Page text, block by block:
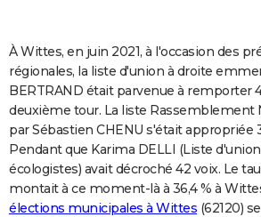
COPAINS D'AVANT
S'inscrire
Se connecter
Lycées
Collèges
Primaires
Universités
Entreprises
Service militaire
Avis de recherche
AVIS DE DÉCÈS
FORUM
Bricolage
Lifestyle
Culture
Sport
Auto
Television
Voyage
Cinema
À Wittes, en juin 2021, à l'occasion des
régionales, la liste d'union à droite
BERTRAND était parvenue à remporter
deuxième tour. La liste Rassemblement
par Sébastien CHENU s'était appropriée
Pendant que Karima DELLI (Liste
écologistes) avait décroché 42 voix. Le
montait à ce moment-là à 36,4 % à
élections municipales à Wittes (62120)